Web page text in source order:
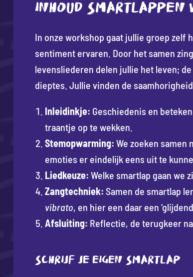
INHOUD SMARTLAPPEN
In onze workshop gaat jullie groep zelf
sentiment ervaren. Door het samen
levensliederen delen jullie het leven;
dieptes. Jullie vinden de
Inleidinkje: Geschiedenis en
traantje op te wekken.
Stemopwarming: We zoeken samen
emoties er eindelijk eens uit te
Liedkeuze: Welke smartlap gaan we
Zangtechniek: Samen de smartlap
vibrato, en hier een daar een
Afsluiting: Reflectie, de terugkeer
Schrijf je eigen smartlap